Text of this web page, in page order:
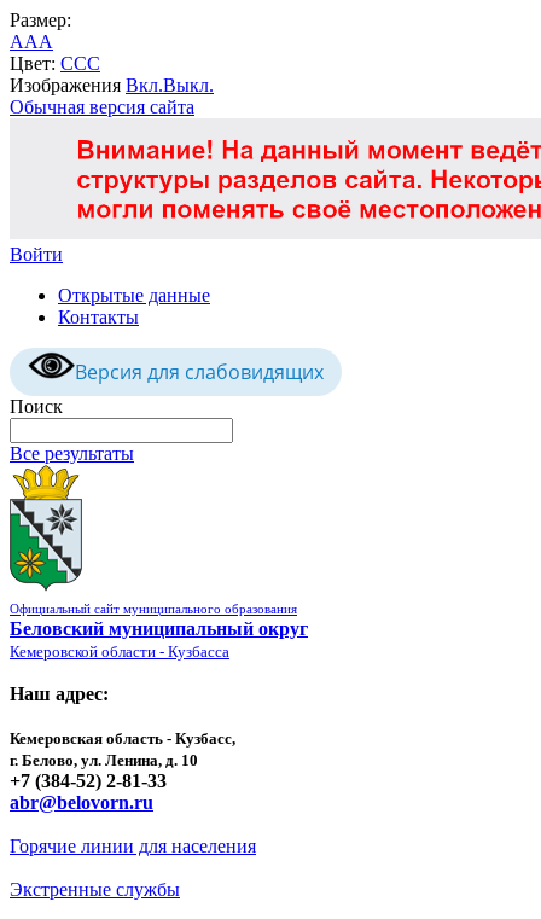
Размер:
AAA
Цвет: CCC
Изображения Вкл.Выкл.
Обычная версия сайта
Войти
Открытые данные
Контакты
Версия для слабовидящих
Поиск
Все результаты
Официальный сайт муниципального образования
Беловский муниципальный округ
Кемеровской области - Кузбасса
Наш адрес:
Кемеровская область - Кузбасс,
г. Белово, ул. Ленина, д. 10
+7 (384-52) 2-81-33
abr@belovorn.ru
Горячие линии для населения
Экстренные службы